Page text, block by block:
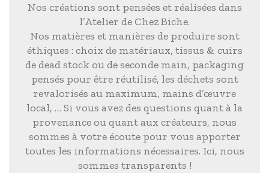
Nos créations sont pensées et réalisées dans
l’Atelier de Chez Biche.
Nos matières et manières de produire sont
éthiques : choix de matériaux, tissus & cuirs
de dead stock ou de seconde main, packaging
pensés pour être réutilisé, les déchets sont
revalorisés au maximum, mains d’œuvre
local, … Si vous avez des questions quant à la
provenance ou quant aux créateurs, nous
sommes à votre écoute pour vous apporter
toutes les informations nécessaires. Ici, nous
sommes transparents !